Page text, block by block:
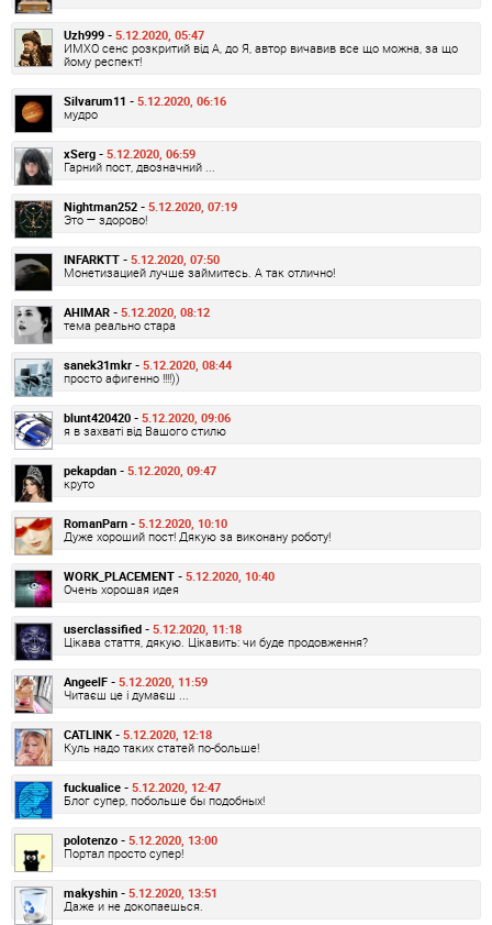
Uzh999 - 5.12.2020, 05:47
ИМХО сенс розкритий від А, до Я, автор вичавив все що можна, за що
йому респект!
Silvarum11 - 5.12.2020, 06:16
мудро
xSerg - 5.12.2020, 06:59
Гарний пост, двозначний ...
Nightman252 - 5.12.2020, 07:19
Это — здорово!
INFARKTT - 5.12.2020, 07:50
Монетизацией лучше займитесь. А так отлично!
AHIMAR - 5.12.2020, 08:12
тема реально стара
sanek31mkr - 5.12.2020, 08:44
просто афигенно !!!!))
blunt420420 - 5.12.2020, 09:06
я в захваті від Вашого стилю
pekapdan - 5.12.2020, 09:47
круто
RomanParn - 5.12.2020, 10:10
Дуже хороший пост! Дякую за виконану роботу!
WORK_PLACEMENT - 5.12.2020, 10:40
Очень хорошая идея
userclassified - 5.12.2020, 11:18
Цікава стаття, дякую. Цікавить: чи буде продовження?
AngeelF - 5.12.2020, 11:59
Читаєш це і думаєш ...
CATLINK - 5.12.2020, 12:18
Куль надо таких статей по-больше!
fuckualice - 5.12.2020, 12:47
Блог супер, побольше бы подобных!
polotenzo - 5.12.2020, 13:00
Портал просто супер!
makyshin - 5.12.2020, 13:51
Даже и не докопаешься.